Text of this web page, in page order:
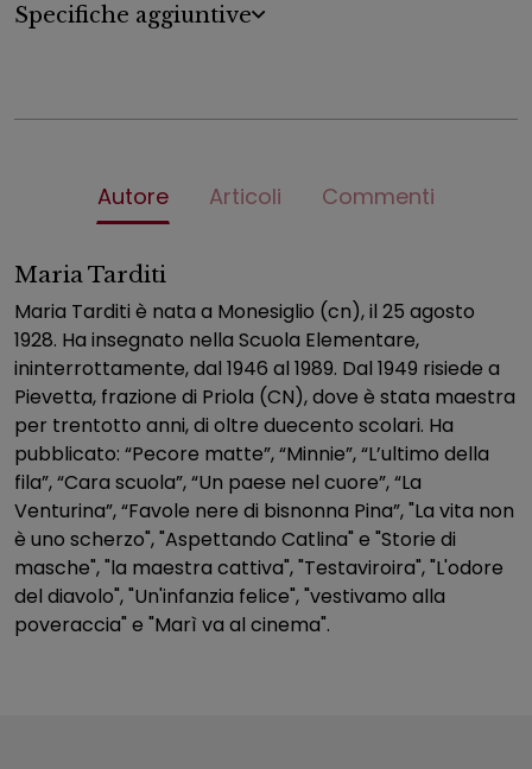
Specifiche aggiuntive
Autore Articoli Commenti
Maria Tarditi
Maria Tarditi è nata a Monesiglio (cn), il 25 agosto
1928. Ha insegnato nella Scuola Elementare,
ininterrottamente, dal 1946 al 1989. Dal 1949 risiede a
Pievetta, frazione di Priola (CN), dove è stata maestra
per trentotto anni, di oltre duecento scolari. Ha
pubblicato: “Pecore matte”, “Minnie”, “L’ultimo della
fila”, “Cara scuola”, “Un paese nel cuore”, “La
Venturina”, “Favole nere di bisnonna Pina”, "La vita non
è uno scherzo", "Aspettando Catlina" e "Storie di
masche", "la maestra cattiva", "Testaviroira", "L'odore
del diavolo", "Un'infanzia felice", "vestivamo alla
poveraccia" e "Marì va al cinema".